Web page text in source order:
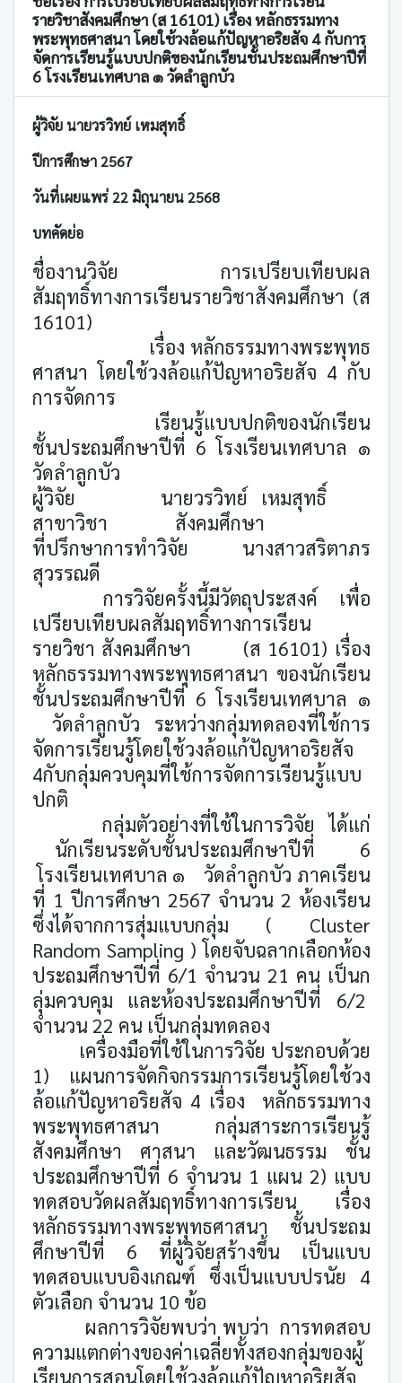
รายวิชาสังคมศึกษา (ส 16101) เรื่อง หลักธรรมทาง
พระพุทธศาสนา โดยใช้วงล้อแก้ปัญหาอริยสัจ 4 กับการ
จัดการเรียนรู้แบบปกติของนักเรียนชั้นประถมศึกษาปีที่
6 โรงเรียนเทศบาล ๑ วัดลำลูกบัว
ผู้วิจัย นายวรวิทย์ เหมสุทธิ์
ปีการศึกษา 2567
วันที่เผยแพร่ 22 มิถุนายน 2568
บทคัดย่อ
ชื่องานวิจัย
การเปรียบเทียบผล
สัมฤทธิ์ทางการเรียนรายวิชาสังคมศึกษา (ส
16101)
เรื่อง หลักธรรมทางพระพุทธ
ศาสนา โดยใช้วงล้อแก้ปัญหาอริยสัจ 4 กับ
การจัดการ
เรียนรู้แบบปกติของนักเรียน
ชั้นประถมศึกษาปีที่ 6 โรงเรียนเทศบาล ๑
วัดลำลูกบัว
ผู้วิจัย
นายวรวิทย์
เหมสุทธิ์
สาขาวิชา
สังคมศึกษา
ที่ปรึกษาการทำวิจัย
นางสาวสริตาภร
สุวรรณดี
การวิจัยครั้งนี้มีวัตถุประสงค์
เพื่อ
เปรียบเทียบผลสัมฤทธิ์ทางการเรียน
รายวิชา สังคมศึกษา
(ส 16101) เรื่อง
หลักธรรมทางพระพุทธศาสนา ของนักเรียน
ชั้นประถมศึกษาปีที่ 6 โรงเรียนเทศบาล ๑
วัดลำลูกบัว
ระหว่างกลุ่มทดลองที่ใช้การ
จัดการเรียนรู้โดยใช้วงล้อแก้ปัญหาอริยสัจ
4กับกลุ่มควบคุมที่ใช้การจัดการเรียนรู้แบบ
ปกติ
กลุ่มตัวอย่างที่ใช้ในการวิจัย
ได้แก่
นักเรียนระดับชั้นประถมศึกษาปีที่
6
โรงเรียนเทศบาล ๑
วัดลำลูกบัว ภาคเรียน
ที่ 1 ปีการศึกษา 2567 จำนวน 2 ห้องเรียน
ซึ่งได้จากการสุ่มแบบกลุ่ม ( Cluster
Random Sampling )โดยจับฉลากเลือกห้อง
ประถมศึกษาปีที่ 6/1 จำนวน 21 คน เป็นก
ลุ่มควบคุม และห้องประถมศึกษาปีที่ 6/2
จำนวน 22 คน เป็นกลุ่มทดลอง
เครื่องมือที่ใช้ในการวิจัย ประกอบด้วย
1) แผนการจัดกิจกรรมการเรียนรู้โดยใช้วง
ล้อแก้ปัญหาอริยสัจ 4 เรื่อง
หลักธรรมทาง
พระพุทธศาสนา กลุ่มสาระการเรียนรู้
สังคมศึกษา ศาสนา และวัฒนธรรม ชั้น
ประถมศึกษาปีที่ 6 จำนวน 1 แผน 2) แบบ
ทดสอบวัดผลสัมฤทธิ์ทางการเรียน
เรื่อง
หลักธรรมทางพระพุทธศาสนา ชั้นประถม
ศึกษาปีที่ 6 ที่ผู้วิจัยสร้างขึ้น เป็นแบบ
ทดสอบแบบอิงเกณฑ์ ซึ่งเป็นแบบปรนัย 4
ตัวเลือก จำนวน 10 ข้อ
ผลการวิจัยพบว่า พบว่า การทดสอบ
ความแตกต่างของค่าเฉลี่ยทั้งสองกลุ่มของผู้
เรียนการสอนโดยใช้วงล้อแก้ปัญหาอริยสัจ